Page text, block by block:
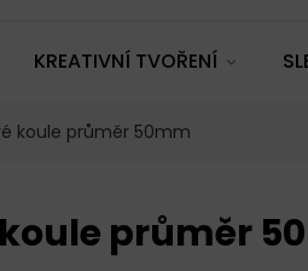
KREATIVNÍ TVOŘENÍ
koule průměr 50mm
průměr